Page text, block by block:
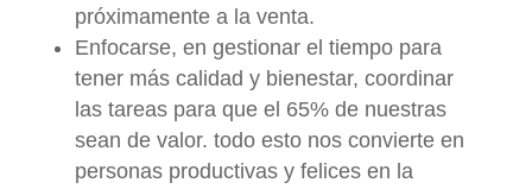
próximamente a la venta.
Enfocarse, en gestionar el tiempo para
tener más calidad y bienestar, coordinar
las tareas para que el 65% de nuestras
sean de valor. todo esto nos convierte en
personas productivas y felices en la